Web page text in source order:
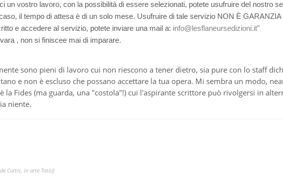
un vostro lavoro, con la possibilità di essere selezionati, potete usufruire del nostro
il tempo di attesa è di un solo mese. Usufruire di tale servizio NON È GARANZIA
e accedere al servizio, potete inviare una mail a: info@lesflaneursedizioni.it"
, non si finiscee mai di imparare.
sono pieni di lavoro cui non riescono a tener dietro, sia pure con lo staff
e non è escluso che possano accettare la tua opera. Mi sembra un modo,
la Fides (ma guarda, una "costola"!) cui l'aspirante scrittore può rivolgersi in
niente.
Curtis, in arte Totò)]